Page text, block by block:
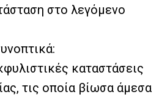
στο λεγόμενο
καταστάσεις
τις οποία βίωσα άμεσα